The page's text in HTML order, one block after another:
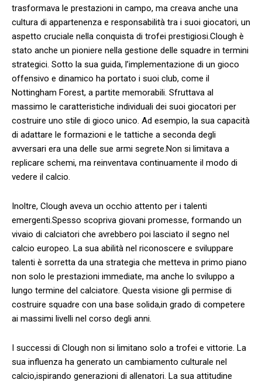
trasformava le prestazioni in campo, ma creava anche una
cultura di appartenenza e responsabilità tra i suoi​ giocatori,⁣ un
⁢aspetto cruciale nella conquista⁢ di trofei prestigiosi.Clough è⁣
stato anche⁣ un‍ pioniere ⁣nella gestione⁢ delle ​squadre⁢ in termini
strategici. Sotto la sua guida, l’implementazione di un gioco
offensivo ​e dinamico ha ‌portato i​ suoi club, come il
Nottingham ⁣Forest, a ⁣partite memorabili. Sfruttava al
massimo ‌le ⁤caratteristiche ⁣individuali ‍dei suoi ‍giocatori ‌per
costruire⁢ uno stile ‌di gioco⁤ unico. Ad esempio, la sua​ capacità
di adattare ⁤le formazioni e le tattiche ⁤a⁢ seconda ‌degli ​
avversari​ era una delle sue armi segrete.Non si limitava a
replicare schemi, ‌ma reinventava ​continuamente il modo di
vedere il ​calcio.
Inoltre,⁣ Clough aveva ⁢un‍ occhio attento per i talenti
emergenti.Spesso scopriva giovani promesse, formando ‌un
vivaio di calciatori che‍ avrebbero poi lasciato il ⁤segno nel
‌calcio europeo. La ‍sua abilità nel riconoscere e sviluppare
talenti‌ è sorretta da una​ strategia che metteva ⁤in primo piano
non​ solo le prestazioni ⁤immediate, ma ‍anche lo ‍sviluppo ⁢a
lungo termine del calciatore. Questa visione gli permise di⁢
costruire squadre con una base ⁤solida,in grado di competere
ai massimi ‌livelli nel corso​ degli anni.
I ⁤successi di Clough‌ non si limitano solo‍ a trofei e vittorie.⁢ La
sua influenza ha generato un cambiamento culturale nel
calcio,ispirando generazioni di allenatori. ⁣La sua⁢ attitudine​